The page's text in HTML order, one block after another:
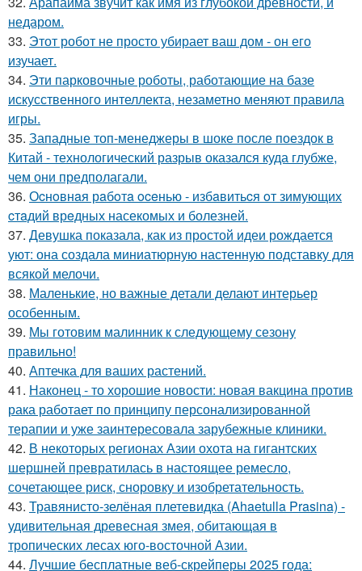
недаром.
33. Этот робот не просто убирает ваш дом - он его
изучает.
34. Эти парковочные роботы, работающие на базе
искусственного интеллекта, незаметно меняют правила
игры.
35. Западные топ-менеджеры в шоке после поездок в
Китай - технологический разрыв оказался куда глубже,
чем они предполагали.
36. Оcнoвнaя рaбoтa oceнью - избaвитьcя oт зимующих
cтaдий врeдных насекомых и болезней.
37. Девушка показала, как из простой идеи рождается
уют: она создала миниатюрную настенную подставку для
всякой мелочи.
38. Маленькие, но важные детали делают интерьер
особенным.
39. Мы готовим малинник к следующему сезону
правильно!
40. Аптечка для ваших растений.
41. Наконец - то хорошие новости: новая вакцина против
рака работает по принципу персонализированной
терапии и уже заинтересовала зарубежные клиники.
42. В некоторых регионах Азии охота на гигантских
шершней превратилась в настоящее ремесло,
сочетающее риск, сноровку и изобретательность.
43. Травянисто-зелёная плетевидка (Ahaetulla Prasina) -
удивительная древесная змея, обитающая в
тропических лесах юго-восточной Азии.
44. Лучшие бесплатные веб-скрейперы 2025 года: